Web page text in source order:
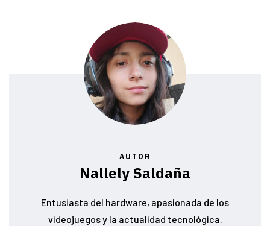
AUTOR
Nallely Saldaña
Entusiasta del hardware, apasionada de los
videojuegos y la actualidad tecnológica.